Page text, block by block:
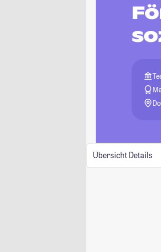
Übersicht Details